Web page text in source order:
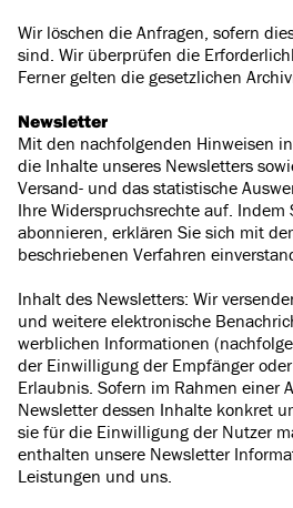
Wir löschen die Anfragen, sofern
sind. Wir überprüfen die
Ferner gelten die gesetzlichen
Newsletter
Mit den nachfolgenden Hinweisen
die Inhalte unseres Newsletters
Versand- und das statistische
Ihre Widerspruchsrechte auf. Indem
abonnieren, erklären Sie sich mit
beschriebenen Verfahren
Inhalt des Newsletters: Wir
und weitere elektronische
werblichen Informationen
der Einwilligung der Empfänger
Erlaubnis. Sofern im Rahmen einer
Newsletter dessen Inhalte konkret
sie für die Einwilligung der Nutzer
enthalten unsere Newsletter
Leistungen und uns.